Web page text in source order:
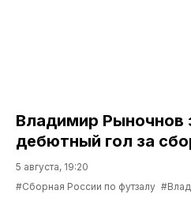
Владимир Рыночнов
дебютный гол за
5 августа, 19:20
#Сборная России по футзалу